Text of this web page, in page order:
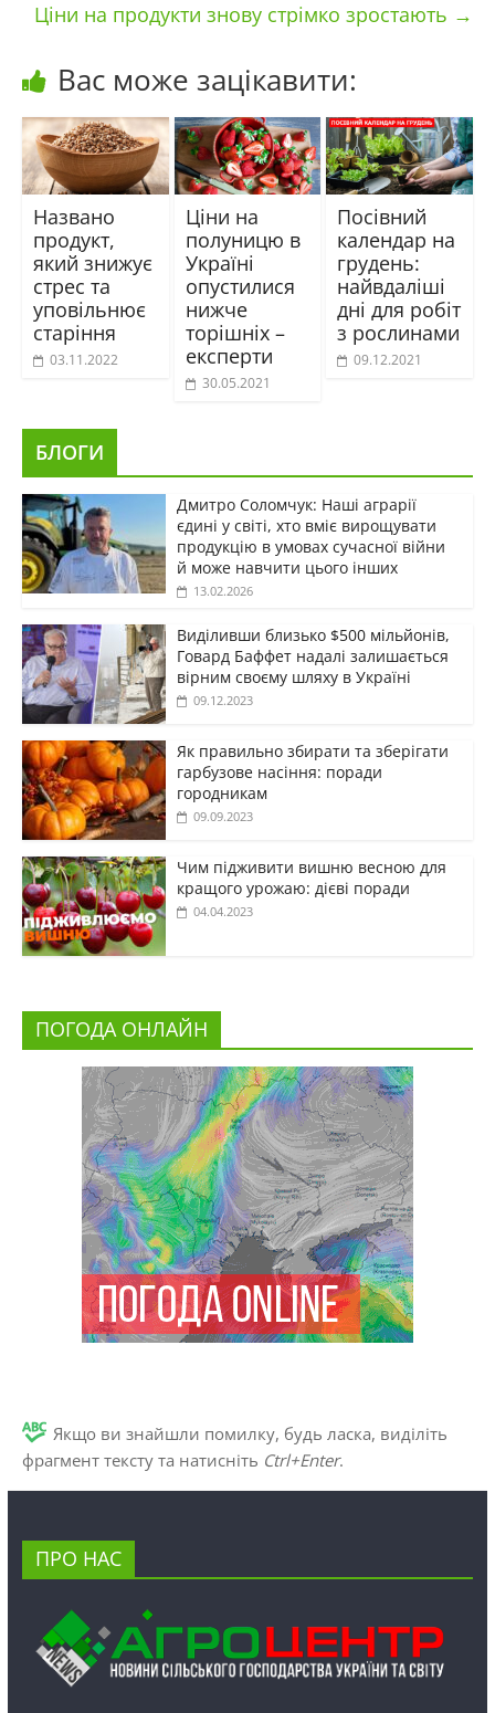
Ціни на продукти знову стрімко зростають →
Вас може зацікавити:
Названо
продукт,
який знижує
стрес та
уповільнює
старіння
03.11.2022
Ціни на
полуницю в
Україні
опустилися
нижче
торішніх –
експерти
30.05.2021
Посівний
календар на
грудень:
найвдаліші
дні для робіт
з рослинами
09.12.2021
БЛОГИ
Дмитро Соломчук: Наші аграрії
єдині у світі, хто вміє вирощувати
продукцію в умовах сучасної війни
й може навчити цього інших
13.02.2026
Виділивши близько $500 мільйонів,
Говард Баффет надалі залишається
вірним своєму шляху в Україні
09.12.2023
Як правильно збирати та зберігати
гарбузове насіння: поради
городникам
09.09.2023
Чим підживити вишню весною для
кращого урожаю: дієві поради
04.04.2023
ПОГОДА ОНЛАЙН
Якщо ви знайшли помилку, будь ласка, виділіть
фрагмент тексту та натисніть Ctrl+Enter.
ПРО НАС